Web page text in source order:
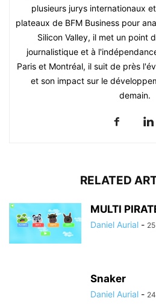
plusieurs jurys internationaux
plateaux de BFM Business pour
Silicon Valley, il met un point
journalistique et à
Paris et Montréal, il suit de près
et son impact sur le
demain.
RELATED
MULTI
Daniel Aurial -
Snaker
Daniel Aurial -